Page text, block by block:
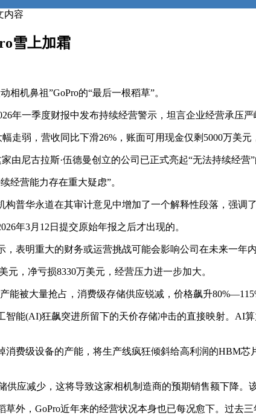
内容
雪上加霜
机鼻祖”GoPro的“最后一根稻草”。
年一季度财报中发布持续经营警示，坦言企业经营承压严
走弱，营收同比下滑26%，账面可用现金仅剩5000万美
由尼古拉斯·伍德曼创立的公司已正式亮起“无法持续经
经营能力存在重大疑虑”。
普华永道在其审计意见中增加了一个解释性段落，强调
年3月12日提交原始年报之后才出现的。
表明重大的财务或运营挑战可能会影响公司在未来一年
元，净亏损8330万美元，经营压力进一步加大。
能被大量抢占，消费级存储供应锐减，价格飙升
智能(AI)狂飙突进所留下的天价存储冲击的直接映射。AI
消费级设备的产能，将生产线疯狂倾斜给高利润的HBM
供应减少，这将导致这家相机制造商的预期销售额下降。
外，GoPro近年来的经营状况本身也已每况愈下。过去